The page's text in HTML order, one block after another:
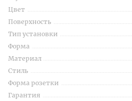
Цвет
Поверхность
Тип установки
Форма
Материал
Стиль
Форма розетки
Гарантия